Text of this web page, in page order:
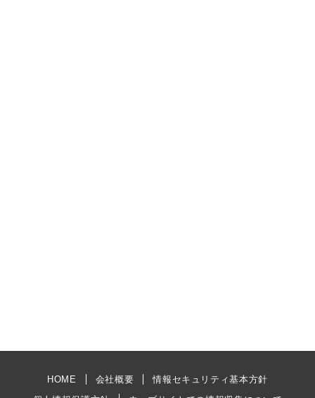
HOME 会社概要
情報セキュリティ基本方針